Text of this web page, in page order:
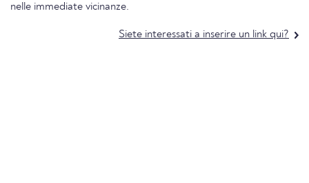
nelle immediate vicinanze.
Siete interessati a inserire un link qui?